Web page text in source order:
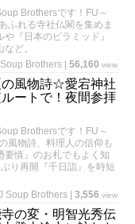
Brothersです！FU～
ふれる寺社仏閣を集めま
『日本のピラミッド』
ど。
Brothers
56,160 view
の風物詩☆愛宕神社
ルートで！夜間参拝
Brothersです！FU～
風物詩、料理人の信仰も
要慎』のお札でもよく知
り再開『千日詣』を時短
Soup Brothers
3,556 view
寺の変・明智光秀伝